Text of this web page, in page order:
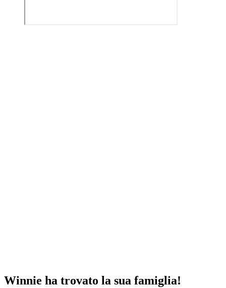
Winnie ha trovato la sua famiglia!